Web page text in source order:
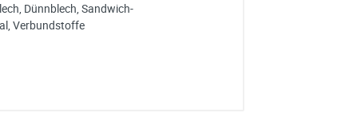
Dünnblech, Sandwich-
Verbundstoffe